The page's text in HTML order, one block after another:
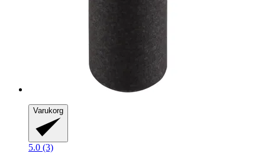
Varukorg
5.0 (3)